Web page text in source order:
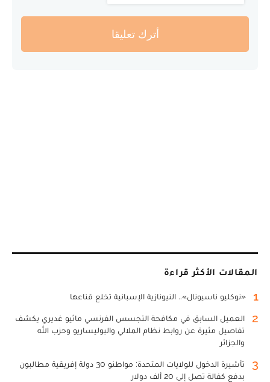
أترك تعليقا
المقالات الأكثر قراءة
1 «نوكليو ناسيونال».. النيونازية الإسبانية تخلع قناعها
2
العميل السابق في مكافحة التجسس الفرنسي ماثيو غديري يكشف
تفاصيل مثيرة عن روابط نظام الملالي والبوليساريو وحزب الله
والجزائر
3
تأشيرة الدخول للولايات المتحدة: مواطنو 30 دولة إفريقية مطالبون
بدفع كفالة تصل إلى 20 ألف دولار